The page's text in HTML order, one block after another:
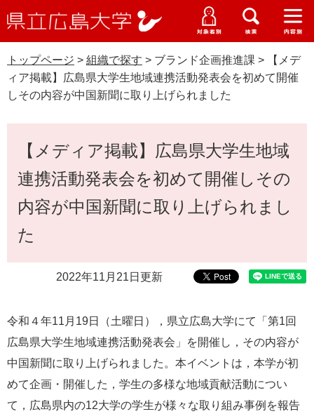
ー
ジ
先
頭
ニ
ュ
を
飛
ニ
ー
ニ
ュ
ー
ニ
ュ
ー
立
大
受験生の皆さま
在学生の皆さま
地域・企業の皆さま
研究者の皆さま
受験生特設サイト
WEB版大学案内
資料請求
交通アクセス
l
タ
検
索
大学概要
学部・大学院・専攻科
学生生活・就職支援
研究・地域連携・国際交流
入試情報
トップページ > 組織で探す > ブランド企画推進課 >
【メデ
ィア掲載】広島県大学生地域連携活動発表会を初めて開催
しその内容が中国新聞に取り上げられました
【メディア掲載】広島県大学生地域
連携活動発表会を初めて開催しその
内容が中国新聞に取り上げられまし
た
2022年11月21日更新
令和４年11月19日（土曜日），県立広島大学にて「第1回
広島県大学生地域連携活動発表会」を開催し，その内容が
中国新聞に取り上げられました。本イベントは，本学が初
めて企画・開催した，学生の多様な地域貢献活動につい
て，広島県内の12大学の学生が様々な取り組み事例を報告